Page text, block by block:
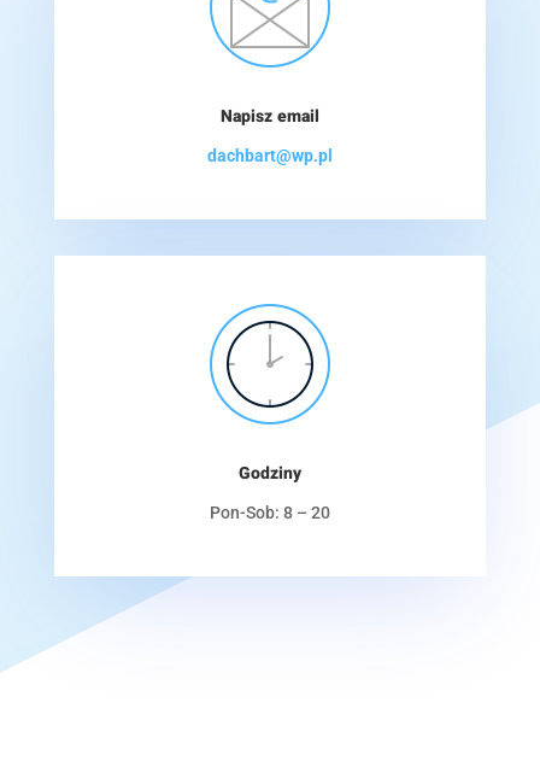
Napisz email
dachbart@wp.pl
Godziny
Pon-Sob: 8 – 20